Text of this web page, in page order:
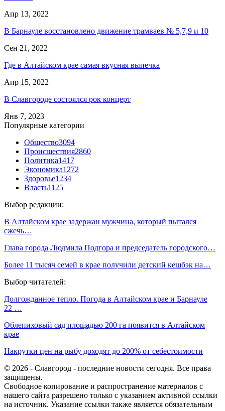
Апр 13, 2022
В Барнауле восстановлено движение трамваев № 5,7,9 и 10
Сен 21, 2022
Где в Алтайском крае самая вкусная выпечка
Апр 15, 2022
В Славгороде состоялся рок концерт
Янв 7, 2023
Популярные категории
Общество3094
Происшествия2860
Политика1417
Экономика1272
Здоровье1234
Власть1125
Выбор редакции:
В Алтайском крае задержан мужчина, который пытался
сжечь…
Глава города Людмила Подгора и председатель городского…
Более 11 тысяч семей в крае получили детский кешбэк на…
Выбор читателей:
Долгожданное тепло. Погода в Алтайском крае и Барнауле
22 …
Облепиховый сад площадью 200 га появится в Алтайском
крае
Накрутки цен на рыбу доходят до 200% от себестоимости
© 2026 - Славгород - последние новости сегодня. Все права
защищены.
Свободное копирование и распространение материалов с
нашего сайта разрешено только с указанием активной ссылки
на источник. Указание ссылки также является обязательным